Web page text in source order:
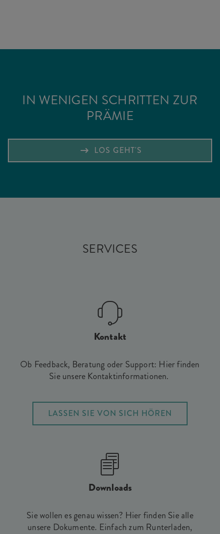
IN WENIGEN SCHRITTEN ZUR
PRÄMIE
LOS GEHT'S
SERVICES
Kontakt
Ob Feedback, Beratung oder Support: Hier finden
Sie unsere Kontaktinformationen.
LASSEN SIE VON SICH HÖREN
Downloads
Sie wollen es genau wissen? Hier finden Sie alle
unsere Dokumente. Einfach zum Runterladen,